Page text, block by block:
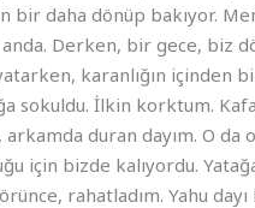
bir daha dönüp bakıyor.
Derken, bir gece, biz
karanlığın içinden
sokuldu. İlkin korktum.
duran dayım. O da
için bizde kalıyordu.
rahatladım. Yahu